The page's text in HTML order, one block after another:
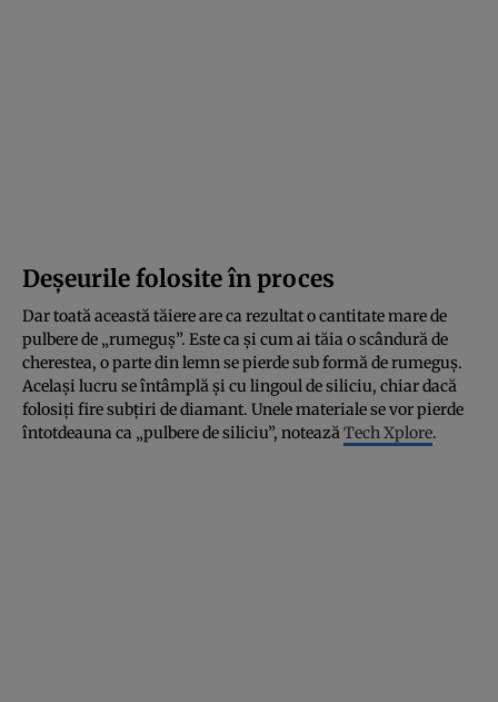
Deșeurile folosite în proces
Dar toată această tăiere are ca rezultat o cantitate mare de
pulbere de „rumeguș”. Este ca și cum ai tăia o scândură de
cherestea, o parte din lemn se pierde sub formă de rumeguș.
Același lucru se întâmplă și cu lingoul de siliciu, chiar dacă
folosiți fire subțiri de diamant. Unele materiale se vor pierde
întotdeauna ca „pulbere de siliciu”, noteazăTech Xplore.